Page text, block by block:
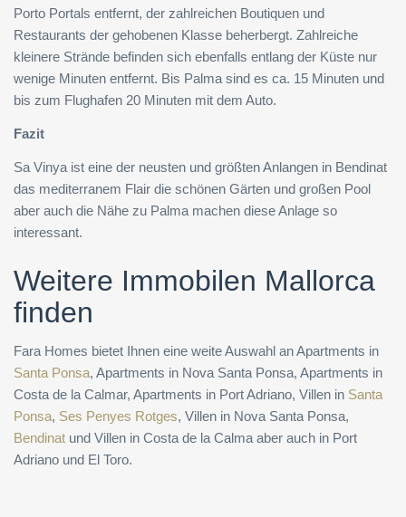
Porto Portals entfernt, der zahlreichen Boutiquen und
Restaurants der gehobenen Klasse beherbergt. Zahlreiche
kleinere Strände befinden sich ebenfalls entlang der Küste nur
wenige Minuten entfernt. Bis Palma sind es ca. 15 Minuten und
bis zum Flughafen 20 Minuten mit dem Auto.
Fazit
Sa Vinya ist eine der neusten und größten Anlangen in Bendinat
das mediterranem Flair die schönen Gärten und großen Pool
aber auch die Nähe zu Palma machen diese Anlage so
interessant.
Weitere Immobilen Mallorca
finden
Fara Homes bietet Ihnen eine weite Auswahl an Apartments in
Santa Ponsa, Apartments in Nova Santa Ponsa, Apartments in
Costa de la Calmar, Apartments in Port Adriano, Villen in Santa
Ponsa, Ses Penyes Rotges, Villen in Nova Santa Ponsa,
Bendinat und Villen in Costa de la Calma aber auch in Port
Adriano und El Toro.